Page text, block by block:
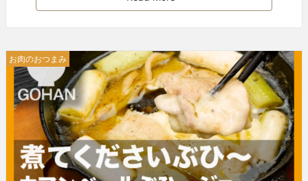
お肉のおつまみ